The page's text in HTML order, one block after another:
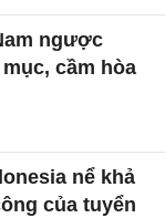
ngược
cầm hòa
nể khả
của tuyển